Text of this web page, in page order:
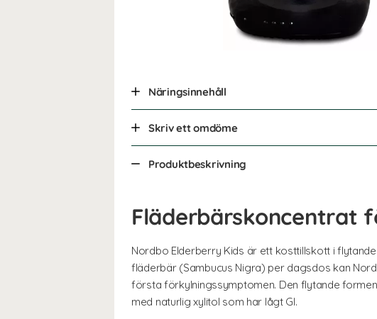
Näringsinnehåll
Skriv ett omdöme
Produktbeskrivning
Fläderbärskoncentrat
Nordbo Elderberry Kids är ett kosttillskott i
fläderbär (Sambucus Nigra) per dagsdos kan
första förkylningssymptomen. Den flytande
med naturlig xylitol som har lågt GI.